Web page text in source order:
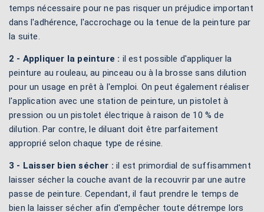
temps nécessaire pour ne pas risquer un préjudice important
dans l'adhérence, l'accrochage ou la tenue de la peinture par
la suite.
2 - Appliquer la peinture : il est possible d'appliquer la
peinture au rouleau, au pinceau ou à la brosse sans dilution
pour un usage en prêt à l'emploi. On peut également réaliser
l'application avec une station de peinture, un pistolet à
pression ou un pistolet électrique à raison de 10 % de
dilution. Par contre, le diluant doit être parfaitement
approprié selon chaque type de résine.
3 - Laisser bien sécher : il est primordial de suffisamment
laisser sécher la couche avant de la recouvrir par une autre
passe de peinture. Cependant, il faut prendre le temps de
bien la laisser sécher afin d'empêcher toute détrempe lors